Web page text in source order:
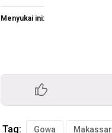
Menyukai ini:
Tag: Gowa Makassar